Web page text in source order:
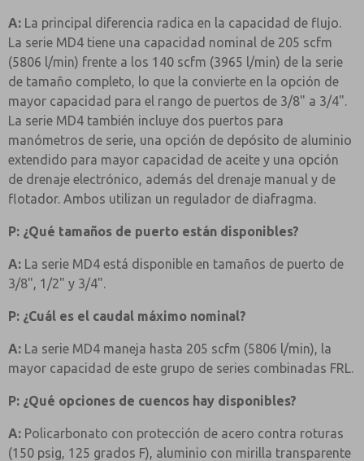
A: La principal diferencia radica en la capacidad de flujo.
La serie MD4 tiene una capacidad nominal de 205 scfm
(5806 l/min) frente a los 140 scfm (3965 l/min) de la serie
de tamaño completo, lo que la convierte en la opción de
mayor capacidad para el rango de puertos de 3/8" a 3/4".
La serie MD4 también incluye dos puertos para
manómetros de serie, una opción de depósito de aluminio
extendido para mayor capacidad de aceite y una opción
de drenaje electrónico, además del drenaje manual y de
flotador. Ambos utilizan un regulador de diafragma.
P: ¿Qué tamaños de puerto están disponibles?
A: La serie MD4 está disponible en tamaños de puerto de
3/8", 1/2" y 3/4".
P: ¿Cuál es el caudal máximo nominal?
A: La serie MD4 maneja hasta 205 scfm (5806 l/min), la
mayor capacidad de este grupo de series combinadas FRL.
P: ¿Qué opciones de cuencos hay disponibles?
A: Policarbonato con protección de acero contra roturas
(150 psig, 125 grados F), aluminio con mirilla transparente